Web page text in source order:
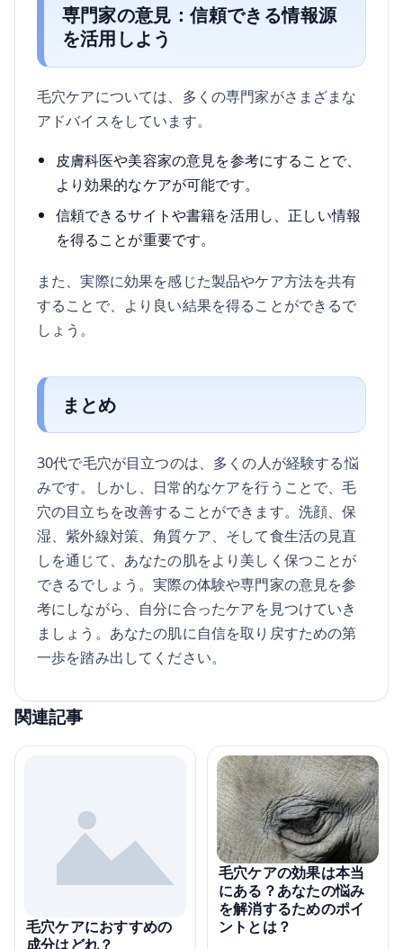
専門家の意見：信頼できる情報源
を活用しよう
毛穴ケアについては、多くの専門家がさまざまな
アドバイスをしています。
皮膚科医や美容家の意見を参考にすることで、
より効果的なケアが可能です。
信頼できるサイトや書籍を活用し、正しい情報
を得ることが重要です。
また、実際に効果を感じた製品やケア方法を共有
することで、より良い結果を得ることができるで
しょう。
まとめ
30代で毛穴が目立つのは、多くの人が経験する悩
みです。しかし、日常的なケアを行うことで、毛
穴の目立ちを改善することができます。洗顔、保
湿、紫外線対策、角質ケア、そして食生活の見直
しを通じて、あなたの肌をより美しく保つことが
できるでしょう。実際の体験や専門家の意見を参
考にしながら、自分に合ったケアを見つけていき
ましょう。あなたの肌に自信を取り戻すための第
一歩を踏み出してください。
関連記事
毛穴ケアにおすすめの
成分はどれ？
毛穴ケアの効果は本当
にある？あなたの悩み
を解消するためのポイ
ントとは？